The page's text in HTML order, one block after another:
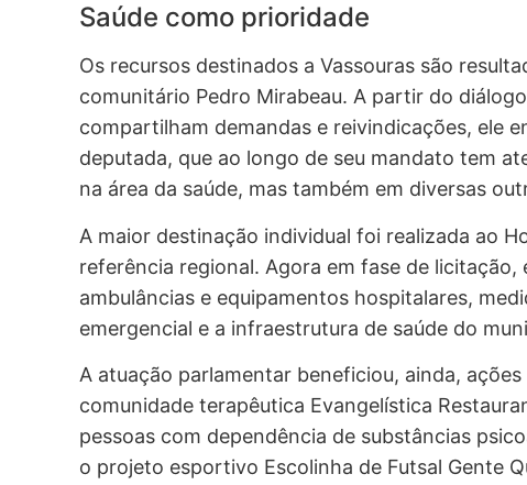
Saúde como prioridade
Os recursos destinados a Vassouras são
comunitário Pedro Mirabeau. A partir do
compartilham demandas e reivindicações, ele
deputada, que ao longo de seu mandato tem
na área da saúde, mas também em diversas
A maior destinação individual foi realizada ao
referência regional. Agora em fase de
ambulâncias e equipamentos hospitalares,
emergencial e a infraestrutura de saúde do
A atuação parlamentar beneficiou, ainda,
comunidade terapêutica Evangelística
pessoas com dependência de substâncias
o projeto esportivo Escolinha de Futsal Gente